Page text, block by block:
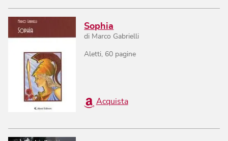
Sophia
di Marco Gabrielli
Aletti 60 pagine
Acquista